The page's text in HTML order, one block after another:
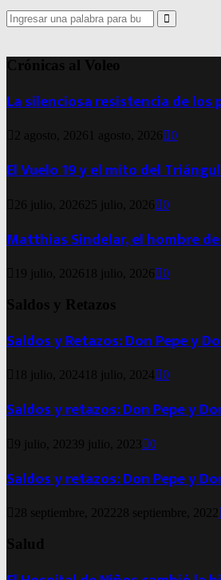
Search
for:
Search
Crónicas al Voleo
La silenciosa resistencia de los
2 agosto, 2026 1 agosto, 2026 0
El Vuelo 19 y el mito del
26 julio, 2026 25 julio, 2026 0
Matthias Sindelar, el hombre
19 julio, 2026 18 julio, 2026 0
Saldos y Retazos
Saldos y Retazos: Don Pepe y
18 julio, 2024 18 julio, 2024 0
Saldos y retazos: Don Pepe y
9 julio, 20239 julio, 2023 0
Saldos y retazos: Don Pepe y
28 septiembre, 2022 28 septiembre, 2022
Salud